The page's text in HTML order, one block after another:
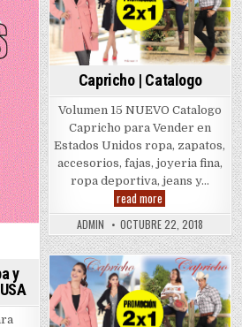
Capricho | Catalogo
Volumen 15 NUEVO Catalogo
Capricho para Vender en
Estados Unidos ropa, zapatos,
accesorios, fajas, joyeria fina,
ropa deportiva, jeans y…
read more
|
Catalogo
ADMIN OCTUBRE 22, 2018
y
Posted
in